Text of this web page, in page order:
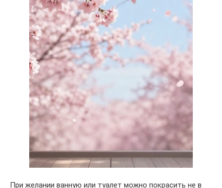
При желании ванную или туалет можно покрасить не в